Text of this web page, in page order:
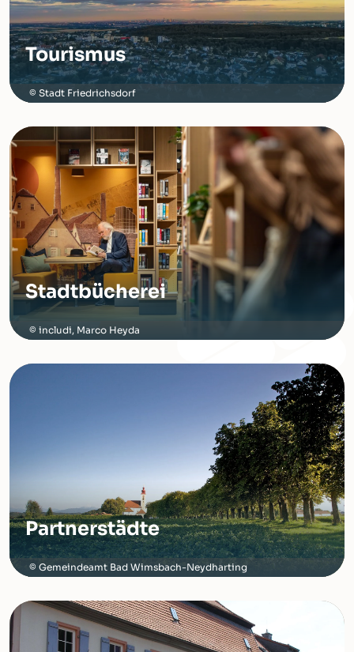
Tourismus
Stadt Friedrichsdorf
Stadtbücherei
includi, Marco Heyda
Partnerstädte
Gemeindeamt Bad Wimsbach-Neydharting